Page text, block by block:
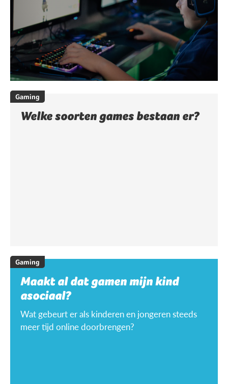
Gaming
Welke soorten games bestaan er?
Gaming
Maakt al dat gamen mijn kind
asociaal?
Wat gebeurt er als kinderen en jongeren steeds
meer tijd online doorbrengen?